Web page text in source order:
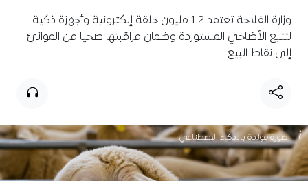
وزارة الفلاحة تعتمد 1.2 مليون حلقة إلكترونية وأجهزة ذكية
لتتبع الأضاحي المستوردة وضمان مراقبتها صحيا من الموانئ
إلى نقاط البيع.
صورة مولدة بالذكاء الاصطناعي